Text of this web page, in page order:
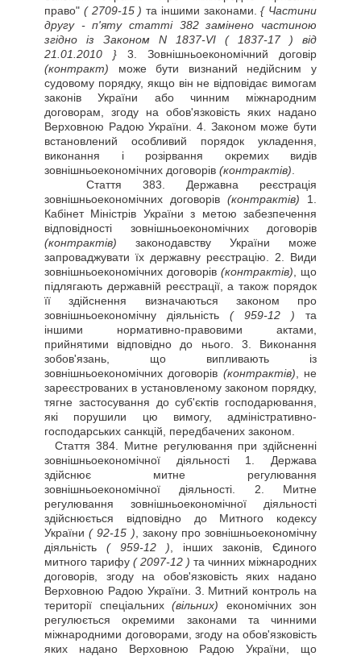
право" ( 2709-15 ) та іншими законами.{ Частини
другу - п'яту статті 382 замінено частиною
згідно із Законом N 1837-VI ( 1837-17 ) від
21.01.2010 } 3. Зовнішньоекономічний договір
(контракт) може бути визнаний недійсним у
судовому порядку, якщо він не відповідає вимогам
законів України або чинним міжнародним
договорам, згоду на обов'язковість яких надано
Верховною Радою України. 4. Законом може бути
встановлений особливий порядок укладення,
виконання і розірвання окремих видів
зовнішньоекономічних договорів (контрактів)
Стаття 383. Державна реєстрація
зовнішньоекономічних договорів (контрактів) 1.
Кабінет Міністрів України з метою забезпечення
відповідності зовнішньоекономічних договорів
(контрактів) законодавству України може
запроваджувати їх державну реєстрацію. 2. Види
зовнішньоекономічних договорів (контрактів) , що
підлягають державній реєстрації, а також порядок
її здійснення визначаються законом про
зовнішньоекономічну діяльність ( 959-12 ) та
іншими нормативно-правовими актами,
прийнятими відповідно до нього. 3. Виконання
зобов'язань, що випливають із
зовнішньоекономічних договорів (контрактів) , не
зареєстрованих в установленому законом порядку,
тягне застосування до суб'єктів господарювання,
які порушили цю вимогу, адміністративно-
господарських санкцій, передбачених законом.
Стаття 384. Митне регулювання при здійсненні
зовнішньоекономічної діяльності 1. Держава
здійснює митне регулювання
зовнішньоекономічної діяльності. 2. Митне
регулювання зовнішньоекономічної діяльності
здійснюється відповідно до Митного кодексу
України( 92-15 ) , закону про зовнішньоекономічну
діяльність ( 959-12 ) , інших законів, Єдиного
митного тарифу ( 2097-12 ) та чинних міжнародних
договорів, згоду на обов'язковість яких надано
Верховною Радою України. 3. Митний контроль на
території спеціальних (вільних) економічних зон
регулюється окремими законами та чинними
міжнародними договорами, згоду на обов'язковість
яких надано Верховною Радою України, що